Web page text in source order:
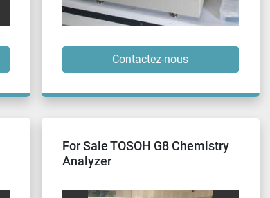
Contactez-nous
For Sale TOSOH G8 Chemistry
Analyzer